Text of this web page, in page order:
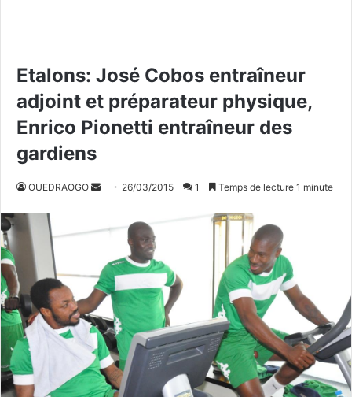
Etalons: José Cobos entraîneur
adjoint et préparateur physique,
Enrico Pionetti entraîneur des
gardiens
OUEDRAOGO
y
e
r
u
n
c
o
26/03/2015 1 Temps de lecture 1 minute